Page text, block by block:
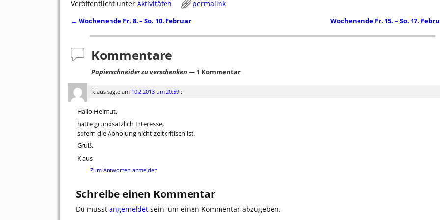
Veröffentlicht unter Aktivitäten permalink
← Wochenende Fr. 8. – So. 10. Februar Wochenende Fr. 15. – So. 17.
Kommentare
Papierschneider zu verschenken— 1 Kommentar
klaus sagte am 10.2.2013 um 20:59 :
Hallo Helmut,
hätte grundsätzlich Interesse,
sofern die Abholung nicht zeitkritisch ist.
Gruß,
Klaus
Zum Antworten anmelden
Schreibe einen Kommentar
Du musst angemeldet sein, um einen Kommentar abzugeben.